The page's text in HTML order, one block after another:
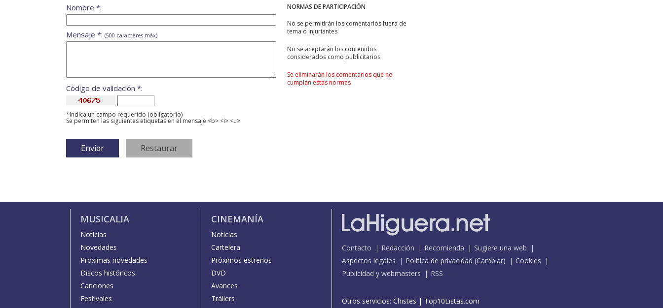
NORMAS DE PARTICIPACIÓN
No se permitirán los comentarios fuera de
tema ó injuriantes
No se aceptarán los contenidos
considerados como publicitarios
Se eliminarán los comentarios que no
cumplan estas normas
Nombre *:
Mensaje *: (500 caracteres máx)
Código de validación *:
*Indica un campo requerido (obligatorio)
Se permiten las siguientes etiquetas en el mensaje <b> <i> <u>
MUSICALIA
Noticias
Novedades
Próximas novedades
Discos históricos
Canciones
Festivales
CINEMANÍA
Noticias
Cartelera
Próximos estrenos
DVD
Avances
Tráilers
Contacto Redacción Recomienda
Sugiere una web
Aspectos legales
Política de privacidad (Cambiar)
Cookies
Publicidad y webmasters
RSS
Otros servicios: Chistes | Top10Listas.com